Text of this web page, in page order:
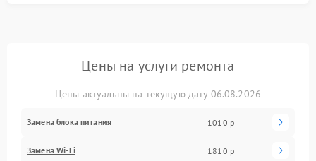
Цены на услуги ремонта
Цены актуальны на текущую дату 06.08.2026
Замена блока питания 1010 р
Замена Wi-Fi 1810 р